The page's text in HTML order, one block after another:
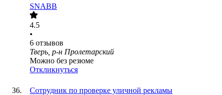
SNABB
4.5
•
6 отзывов
Тверь, р-н Пролетарский
Можно без резюме
Откликнуться
Сотрудник по проверке уличной рекламы